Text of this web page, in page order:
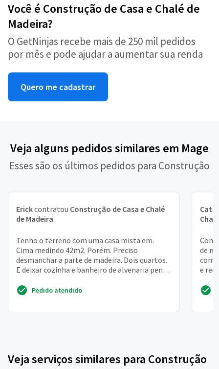
Você é Construção de Casa e Chalé de
Madeira?
O GetNinjas recebe mais de 250 mil pedidos
por mês e pode ajudar a aumentar sua renda
Quero me cadastrar
Veja alguns pedidos similares em Mage
Esses são os últimos pedidos para Construção
Erickcontratou Construção de Casa e Chalé
de Madeira
Tenho o terreno com uma casa mista em.
Cima medindo 42m2. Porém. Preciso
desmanchar a parte de madeira. Dois quartos.
E deixar cozinha e banheiro de alvenaria penso
Pedido atendido
de
com
e
Veja serviços similares para Construção